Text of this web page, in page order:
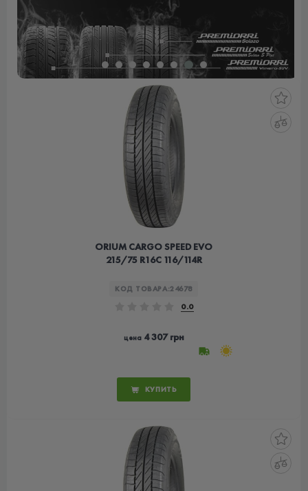
ORIUM CARGO SPEED EVO
215/75 R16C 116/114R
КОД ТОВАРА:24678
0.0
цена4 307 грн
КУПИТЬ